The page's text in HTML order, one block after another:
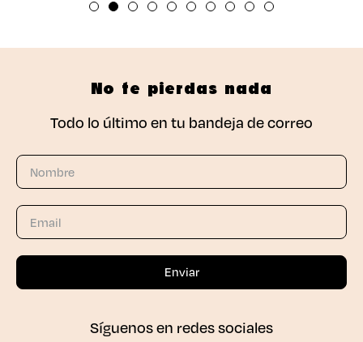
No te pierdas nada
Todo lo último en tu bandeja de correo
Síguenos en redes sociales